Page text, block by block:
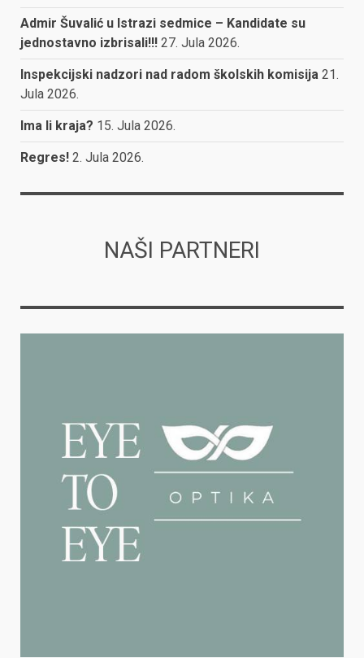
Admir Šuvalić u Istrazi sedmice – Kandidate su
jednostavno izbrisali!!! 27. Jula 2026.
Inspekcijski nadzori nad radom školskih komisija 21.
Jula 2026.
Ima li kraja? 15. Jula 2026.
Regres! 2. Jula 2026.
NAŠI PARTNERI